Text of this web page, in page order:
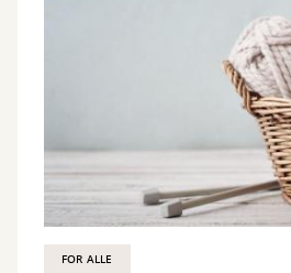
FOR ALLE